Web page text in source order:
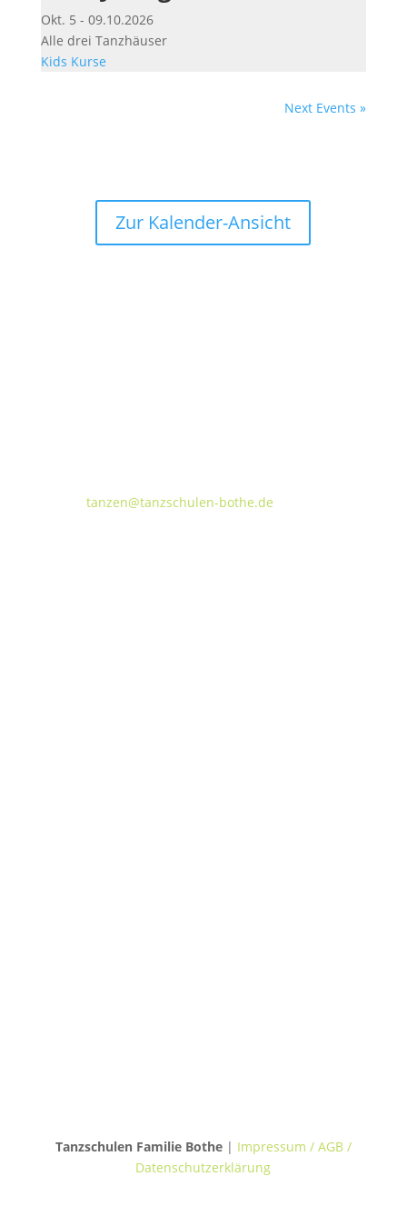
Okt. 5 - 09.10.2026
Alle drei Tanzhäuser
Kids Kurse
Next Events »
Zur Kalender-Ansicht
tanzen@tanzschulen-bothe.de
Tanzschulen Familie Bothe| Impressum / AGB /
Datenschutzerklärung